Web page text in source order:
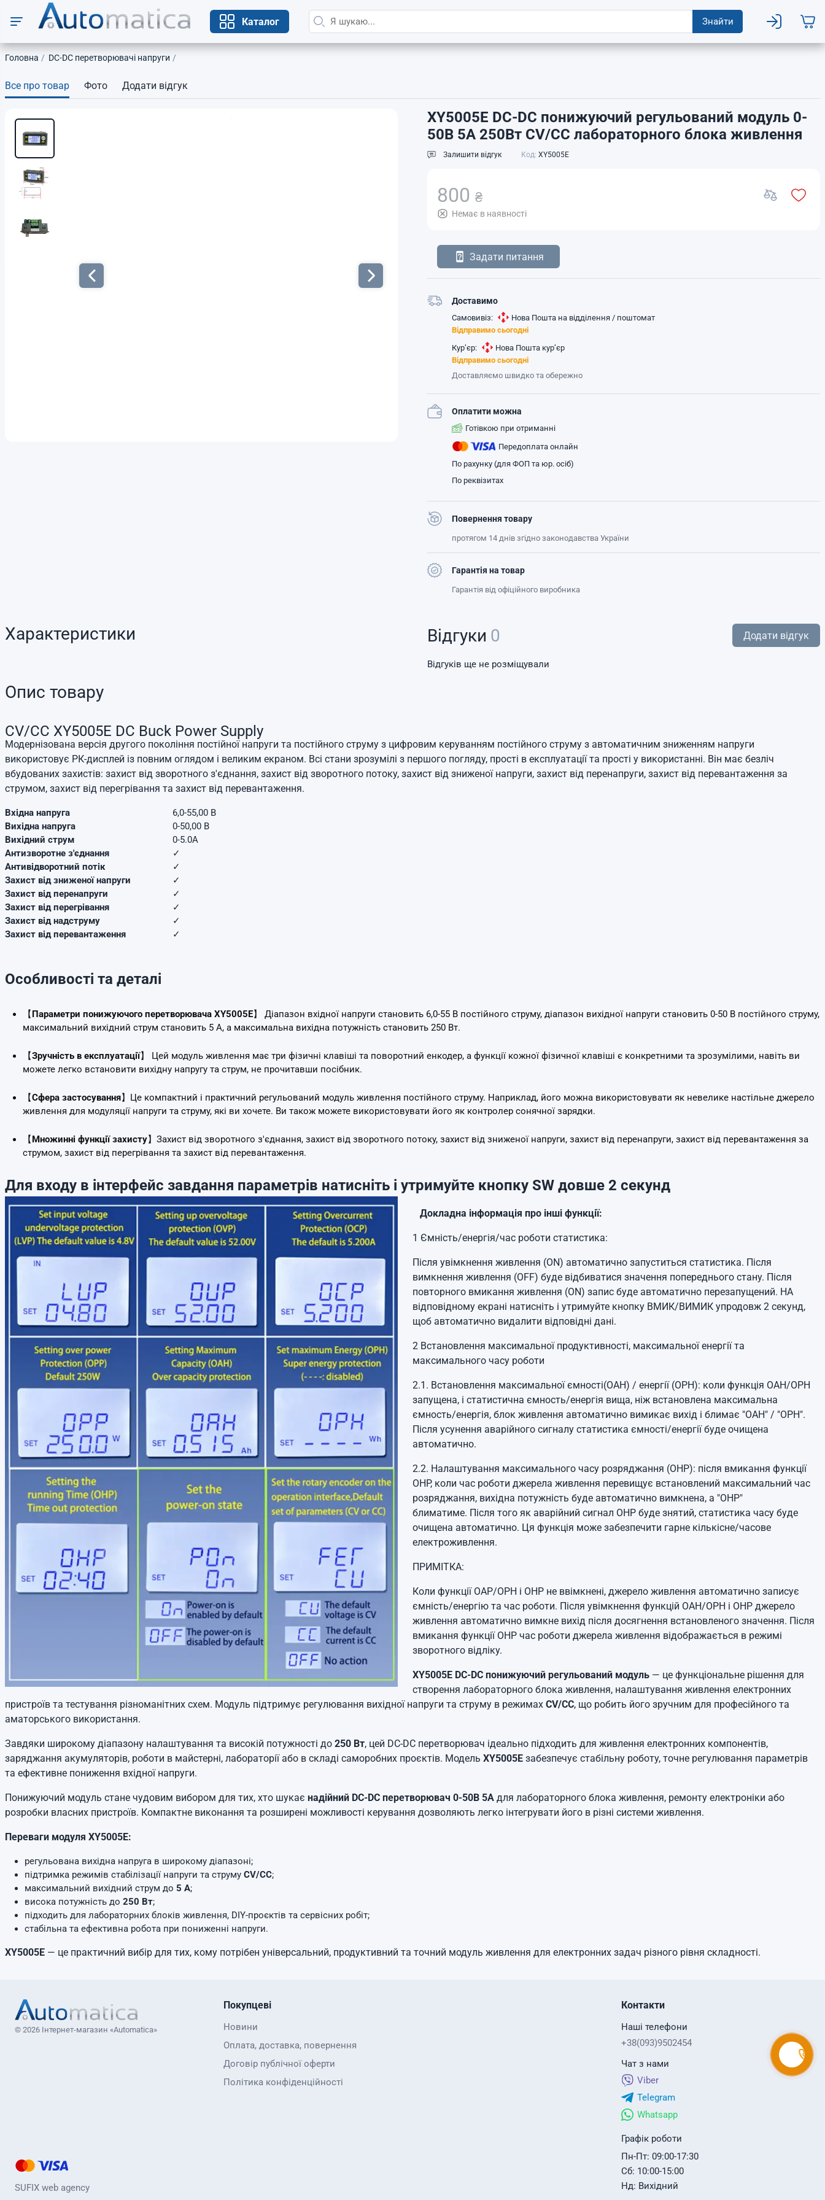
Каталог Знайти
Головна DC-DC перетворювачі напруги
Все про товар Фото Додати відгук
XY5005E DC-DC понижуючий регульований модуль 0-
50В 5А 250Вт CV/CC лабораторного блока живлення
Залишити відгук Код: XY5005E
800 ₴
Немає в наявності
Задати питання
Доставимо
Самовивіз:
Нова Пошта на відділення / поштомат
Відправимо сьогодні
Кур’єр:
Нова Пошта кур’єр
Відправимо сьогодні
Доставляємо швидко та обережно
Оплатити можна
Готівкою при отриманні
Передоплата онлайн
По рахунку (для ФОП та юр. осіб)
По реквізитах
Повернення товару
протягом 14 днів згідно законодавства України
Гарантія на товар
Гарантія від офіційного виробника
Характеристики Відгуки 0 Додати відгук
Відгуків ще не розміщували
Опис товару
CV/CC XY5005E DC Buck Power Supply
Модернізована версія другого покоління постійної напруги та постійного струму з цифровим керуванням постійного струму з автоматичним зниженням напруги
використовує РК-дисплей із повним оглядом і великим екраном. Всі стани зрозумілі з першого погляду, прості в експлуатації та прості у використанні. Він має безліч
вбудованих захистів: захист від зворотного з'єднання, захист від зворотного потоку, захист від зниженої напруги, захист від перенапруги, захист від перевантаження за
струмом, захист від перегрівання та захист від перевантаження.
Вхідна напруга
6,0-55,00 В
Вихідна напруга
0-50,00 В
Вихідний струм
0-5.0А
Антизворотне з'єднання
✓
Антивідворотний потік
✓
Захист від зниженої напруги
✓
Захист від перенапруги
✓
Захист від перегрівання
✓
Захист від надструму
✓
Захист від перевантаження
✓
Особливості та деталі
【Параметри понижуючого перетворювача XY5005E】 Діапазон вхідної напруги становить 6,0-55 В постійного струму, діапазон вихідної напруги становить 0-50 В постійного струму,
максимальний вихідний струм становить 5 А, а максимальна вихідна потужність становить 250 Вт.
【Зручність в експлуатації】 Цей модуль живлення має три фізичні клавіші та поворотний енкодер, а функції кожної фізичної клавіші є конкретними та зрозумілими, навіть ви
можете легко встановити вихідну напругу та струм, не прочитавши посібник.
【Сфера застосування】Це компактний і практичний регульований модуль живлення постійного струму. Наприклад, його можна використовувати як невелике настільне джерело
живлення для модуляції напруги та струму, які ви хочете. Ви також можете використовувати його як контролер сонячної зарядки.
【Множинні функції захисту】Захист від зворотного з'єднання, захист від зворотного потоку, захист від зниженої напруги, захист від перенапруги, захист від перевантаження за
струмом, захист від перегрівання та захист від перевантаження.
Для входу в інтерфейс завдання параметрів натисніть і утримуйте кнопку SW довше 2 секунд
Докладна інформація про інші функції:
1 Ємність/енергія/час роботи статистика:
Після увімкнення живлення (ON) автоматично запуститься статистика. Після
вимкнення живлення (OFF) буде відбиватися значення попереднього стану. Після
повторного вмикання живлення (ON) запис буде автоматично перезапущений. НА
відповідному екрані натисніть і утримуйте кнопку ВМИК/ВИМИК упродовж 2 секунд,
щоб автоматично видалити відповідні дані.
2 Встановлення максимальної продуктивності, максимальної енергії та
максимального часу роботи
2.1. Встановлення максимальної ємності(OAH) / енергії (OPH): коли функція OAH/OPH
запущена, і статистична ємность/енергія вища, ніж встановлена максимальна
ємность/енергія, блок живлення автоматично вимикає вихід і блимає "OAH" / "OPH".
Після усунення аварійного сигналу статистика ємності/енергії буде очищена
автоматично.
2.2. Налаштування максимального часу розряджання (OHP): після вмикання функції
OHP, коли час роботи джерела живлення перевищує встановлений максимальний час
розряджання, вихідна потужність буде автоматично вимкнена, а "OHP"
блиматиме. Після того як аварійний сигнал OHP буде знятий, статистика часу буде
очищена автоматично. Ця функція може забезпечити гарне кількісне/часове
електроживлення.
ПРИМІТКА:
Коли функції OAP/OPH і OHP не ввімкнені, джерело живлення автоматично записує
ємність/енергію та час роботи. Після увімкнення функцій OAH/OPH і OHP джерело
живлення автоматично вимкне вихід після досягнення встановленого значення. Після
вмикання функції OHP час роботи джерела живлення відображається в режимі
зворотного відліку.
XY5005E DC-DC понижуючий регульований модуль — це функціональне рішення для
створення лабораторного блока живлення, налаштування живлення електронних
пристроїв та тестування різноманітних схем. Модуль підтримує регулювання вихідної напруги та струму в режимах CV/CC, що робить його зручним для професійного та
аматорського використання.
Завдяки широкому діапазону налаштування та високій потужності до 250 Вт, цей DC-DC перетворювач ідеально підходить для живлення електронних компонентів,
заряджання акумуляторів, роботи в майстерні, лабораторії або в складі саморобних проєктів. Модель XY5005E забезпечує стабільну роботу, точне регулювання параметрів
та ефективне пониження вхідної напруги.
Понижуючий модуль стане чудовим вибором для тих, хто шукає надійний DC-DC перетворювач 0-50В 5А для лабораторного блока живлення, ремонту електроніки або
розробки власних пристроїв. Компактне виконання та розширені можливості керування дозволяють легко інтегрувати його в різні системи живлення.
Переваги модуля XY5005E:
регульована вихідна напруга в широкому діапазоні;
підтримка режимів стабілізації напруги та струму CV/CC;
максимальний вихідний струм до 5 А;
висока потужність до 250 Вт;
підходить для лабораторних блоків живлення, DIY-проєктів та сервісних робіт;
стабільна та ефективна робота при пониженні напруги.
XY5005E — це практичний вибір для тих, кому потрібен універсальний, продуктивний та точний модуль живлення для електронних задач різного рівня складності.
Покупцеві
Новини
Оплата, доставка, повернення
Договір публічної оферти
Політика конфіденційності
Контакти
Наші телефони
+38(093)9502454
Чат з нами
Viber
Telegram
Whatsapp
Графік роботи
Пн-Пт: 09:00-17:30
Сб: 10:00-15:00
Нд: Вихідний
© 2026 Інтернет-магазин «Automatica»
SUFIX web agency